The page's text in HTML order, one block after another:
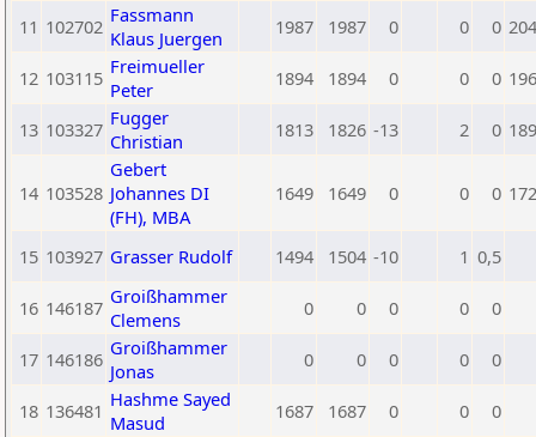
11 102702 Fassmann
Klaus Juergen
1987 1987 0 0 0
12 103115 Freimueller
Peter
1894 1894 0 0 0
13 103327 Fugger
Christian
1813 1826 -13 2 0
14 103528
Gebert
Johannes DI
(FH), MBA
1649 1649 0 0 0
15 103927 Grasser Rudolf 1494 1504 -10 1 0,5
16 146187 Groißhammer
Clemens
0 0 0 0 0
17 146186 Groißhammer
Jonas
0 0 0 0 0
18 136481 Hashme Sayed
Masud
1687 1687 0 0 0